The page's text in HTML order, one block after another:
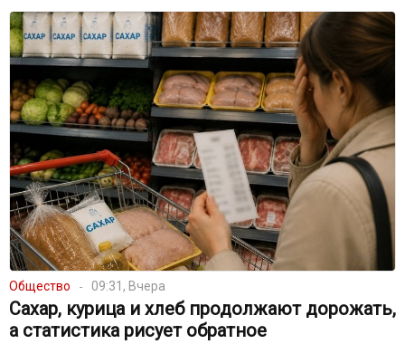
Общество 09:31, Вчера
Сахар, курица и хлеб продолжают дорожать,
а статистика рисует обратное